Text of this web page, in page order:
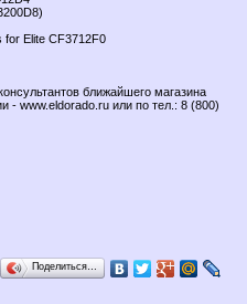
for Elite CF3712F0
ближайшего магазина
- www.eldorado.ru или по тел.: 8 (800)
Поделиться…